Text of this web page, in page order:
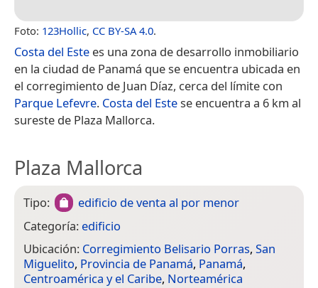
Foto: 123Hollic, CC BY-SA 4.0.
Costa del Este es una zona de desarrollo inmobiliario
en la ciudad de Panamá que se encuentra ubicada en
el corregimiento de Juan Díaz, cerca del límite con
Parque Lefevre. Costa del Estese encuentra a 6 km al
sureste de Plaza Mallorca.
Plaza Mallorca
Tipo:
edificio de venta al por menor
Categoría: edificio
Ubicación: Corregimiento Belisario Porras, San
Miguelito, Provincia de Panamá, Panamá,
Centroamérica y el Caribe, Norteamérica